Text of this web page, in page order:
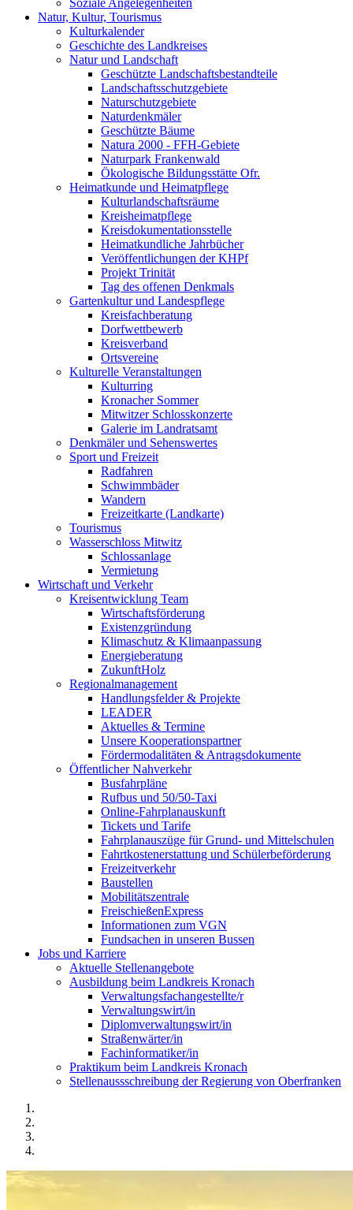
Soziale Angelegenheiten
Natur, Kultur, Tourismus
Kulturkalender
Geschichte des Landkreises
Natur und Landschaft
Geschützte Landschaftsbestandteile
Landschaftsschutzgebiete
Naturschutzgebiete
Naturdenkmäler
Geschützte Bäume
Natura 2000 - FFH-Gebiete
Naturpark Frankenwald
Ökologische Bildungsstätte Ofr.
Heimatkunde und Heimatpflege
Kulturlandschaftsräume
Kreisheimatpflege
Kreisdokumentationsstelle
Heimatkundliche Jahrbücher
Veröffentlichungen der KHPf
Projekt Trinität
Tag des offenen Denkmals
Gartenkultur und Landespflege
Kreisfachberatung
Dorfwettbewerb
Kreisverband
Ortsvereine
Kulturelle Veranstaltungen
Kulturring
Kronacher Sommer
Mitwitzer Schlosskonzerte
Galerie im Landratsamt
Denkmäler und Sehenswertes
Sport und Freizeit
Radfahren
Schwimmbäder
Wandern
Freizeitkarte (Landkarte)
Tourismus
Wasserschloss Mitwitz
Schlossanlage
Vermietung
Wirtschaft und Verkehr
Kreisentwicklung Team
Wirtschaftsförderung
Existenzgründung
Klimaschutz & Klimaanpassung
Energieberatung
ZukunftHolz
Regionalmanagement
Handlungsfelder & Projekte
LEADER
Aktuelles & Termine
Unsere Kooperationspartner
Fördermodalitäten & Antragsdokumente
Öffentlicher Nahverkehr
Busfahrpläne
Rufbus und 50/50-Taxi
Online-Fahrplanauskunft
Tickets und Tarife
Fahrplanauszüge für Grund- und Mittelschulen
Fahrtkostenerstattung und Schülerbeförderung
Freizeitverkehr
Baustellen
Mobilitätszentrale
FreischießenExpress
Informationen zum VGN
Fundsachen in unseren Bussen
Jobs und Karriere
Aktuelle Stellenangebote
Ausbildung beim Landkreis Kronach
Verwaltungsfachangestellte/r
Verwaltungswirt/in
Diplomverwaltungswirt/in
Straßenwärter/in
Fachinformatiker/in
Praktikum beim Landkreis Kronach
Stellenaussschreibung der Regierung von Oberfranken